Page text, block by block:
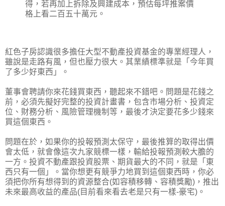
得，若再加上拆除及興建成本，預估每坪推案價
格上看二百五十萬元。
紅色子房認識很多擔任大型不動產投資基金的專業經理人，
雖說是走路有風，但也壓力很大。其業績標準就是「今年買
了多少好東西」。
董事會聘請你來花錢買東西，聽起來不錯吧。問題是花錢之
前，必須先擬好完整的投資計畫書，包含市場分析、投資定
位、財務分析、風險管理機制等，最後才決定要花多少錢來
買這個東西。
問題在於，如果你的投報預測太保守，最後推算的取得出價
會太低，就會像這次九家競標一樣，輸給投報預測較大膽的
一方。投資不動產跟投資股票、期貨最大的不同，就是「東
西只有一個」。當你想更有競爭力地買到這個東西時，你必
須把你所有想得到的資源整合(如容積移轉、容積獎勵)，推出
未來最高收益的產品(目前看來看去老是只有一樣-豪宅)。